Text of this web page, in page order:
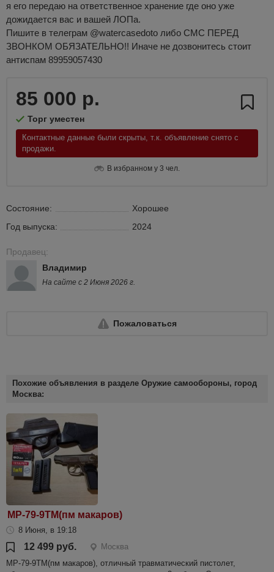
я его передаю на ответственное хранение где оно уже
дожидается вас и вашей ЛОПа.
Пишите в телеграм @watercasedoto либо СМС ПЕРЕД
ЗВОНКОМ ОБЯЗАТЕЛЬНО!! Иначе не дозвонитесь стоит
антиспам 89959057430
85 000 р.
Торг уместен
Контактные данные были скрыты, т.к. объявление снято с
продажи.
В избранном у 3 чел.
Состояние:
Хорошее
Год выпуска:
2024
Продавец:
Владимир
На сайте с 2 Июня 2026 г.
Пожаловаться
Похожие объявления в разделе Оружие самообороны, город
Москва:
МР-79-9ТМ(пм макаров)
8 Июня, в 19:18
12 499 руб.
Москва
МР-79-9ТМ(пм макаров), отличный травматический пистолет,